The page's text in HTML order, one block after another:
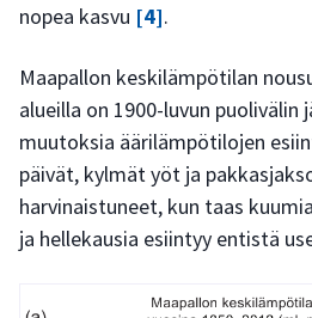
nopea kasvu [4].
Maapallon keskilämpötilan
alueilla on 1900-luvun puolivälin
muutoksia äärilämpötilojen
päivät, kylmät yöt ja
harvinaistuneet, kun taas
ja hellekausia esiintyy entistä